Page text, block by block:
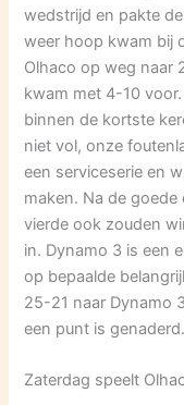
wedstrijd en pakte
weer hoop kwam bij
Olhaco op weg naar
kwam met 4-10
binnen de kortste
niet vol, onze
een serviceserie en
maken. Na de
vierde ook zouden
in. Dynamo 3 is een
op bepaalde
25-21 naar Dynamo
een punt is genaderd.
Zaterdag speelt